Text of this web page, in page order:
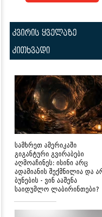
კვირის ყველაზე
კითხვადი
სამხრეთ ამერიკაში
გიგანტური გვირაბები
აღმოაჩინეს: ისინი არც
ადამიანის შექმნილია და
ბუნების - ვინ ააშენა
საიდუმლო ლაბირინთები?